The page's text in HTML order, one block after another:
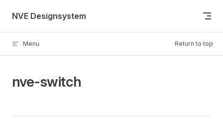
Skip to content
NVE Designsystem
Menu Return to top
nve-switch